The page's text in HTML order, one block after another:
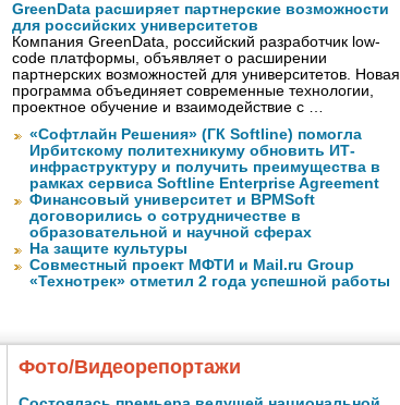
GreenData расширяет партнерские возможности
для российских университетов
Компания GreenData, российский разработчик low-
code платформы, объявляет о расширении
партнерских возможностей для университетов. Новая
программа объединяет современные технологии,
проектное обучение и взаимодействие с …
«Софтлайн Решения» (ГК Softline) помогла
Ирбитскому политехникуму обновить ИТ-
инфраструктуру и получить преимущества в
рамках сервиса Softline Enterprise Agreement
Финансовый университет и BPMSoft
договорились о сотрудничестве в
образовательной и научной сферах
На защите культуры
Совместный проект МФТИ и Mail.ru Group
«Технотрек» отметил 2 года успешной работы
Фото/Видеорепортажи